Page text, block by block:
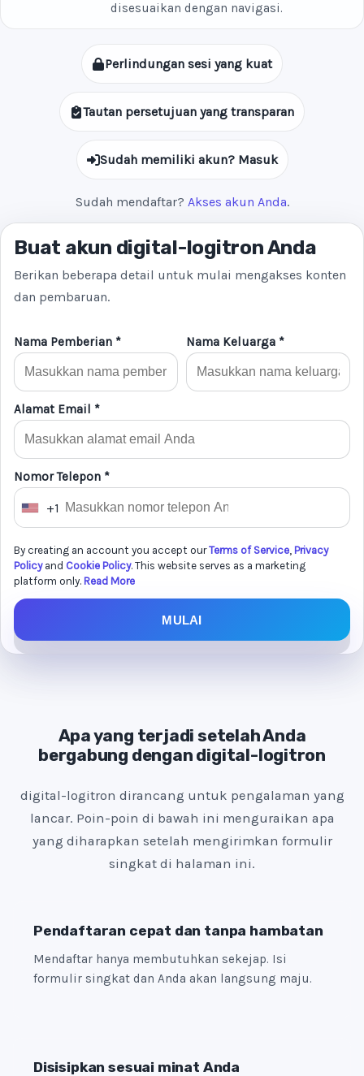
disesuaikan dengan navigasi.
Perlindungan sesi yang kuat
Tautan persetujuan yang transparan
Sudah memiliki akun? Masuk
Sudah mendaftar? Akses akun Anda.
Buat akun digital-logitron Anda
Berikan beberapa detail untuk mulai mengakses konten
dan pembaruan.
Nama Pemberian * Nama Keluarga *
Alamat Email *
Nomor Telepon *
U
i
t
e
S
1
+1
By creating an account you accept ourTerms of Service, Privacy
Policyand Cookie Policy. This website serves as a marketing
platform only. Read More
MULAI
Apa yang terjadi setelah Anda
bergabung dengan digital-logitron
digital-logitron dirancang untuk pengalaman yang
lancar. Poin-poin di bawah ini menguraikan apa
yang diharapkan setelah mengirimkan formulir
singkat di halaman ini.
Pendaftaran cepat dan tanpa hambatan
Mendaftar hanya membutuhkan sekejap. Isi
formulir singkat dan Anda akan langsung maju.
Disisipkan sesuai minat Anda